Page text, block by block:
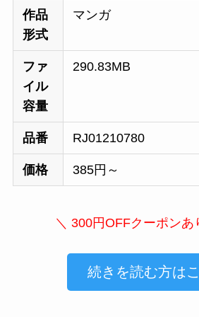
作品
形式
マンガ
ファ
イル
容量
290.83MB
品番 RJ01210780
価格 385円～
＼ 300円OFFクーポンあ
続きを読む方は